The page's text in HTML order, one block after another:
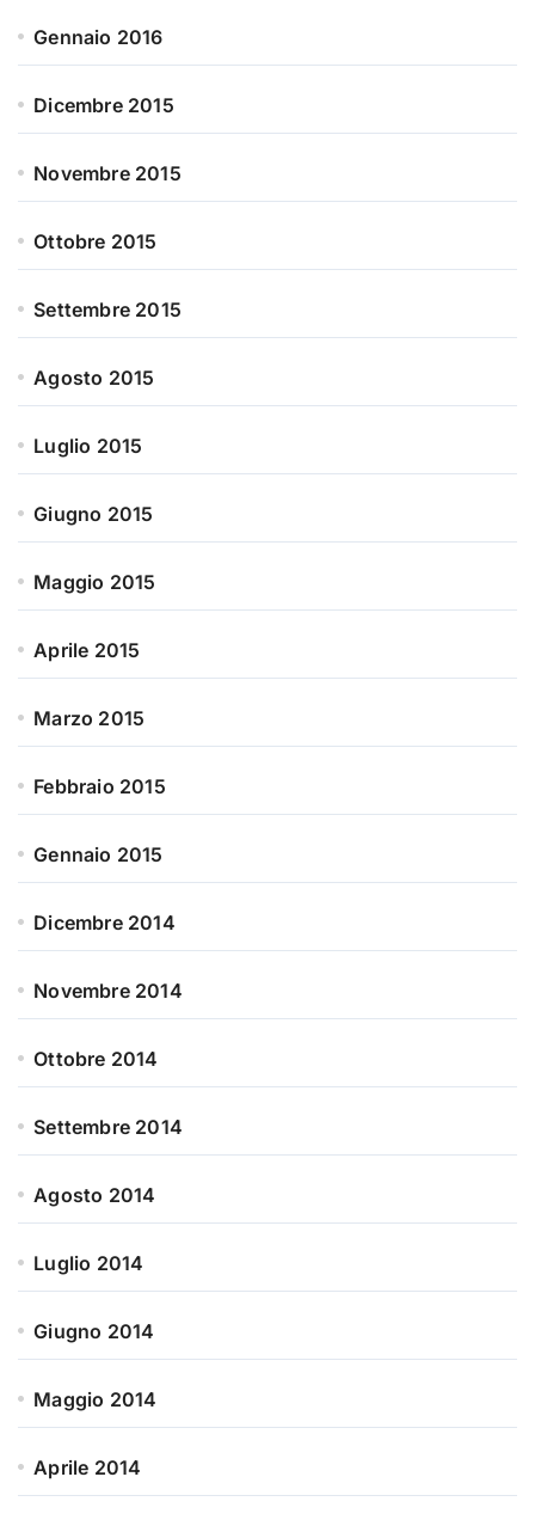
Gennaio 2016
Dicembre 2015
Novembre 2015
Ottobre 2015
Settembre 2015
Agosto 2015
Luglio 2015
Giugno 2015
Maggio 2015
Aprile 2015
Marzo 2015
Febbraio 2015
Gennaio 2015
Dicembre 2014
Novembre 2014
Ottobre 2014
Settembre 2014
Agosto 2014
Luglio 2014
Giugno 2014
Maggio 2014
Aprile 2014